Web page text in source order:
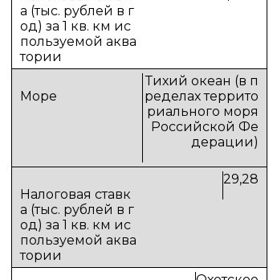
Тихий океан (в п
ределах террито
риального моря
Российской Фе
дерации)
29,28